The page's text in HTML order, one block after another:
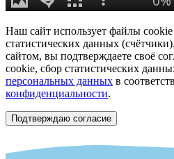
Наш сайт использует файлы
статистических данных
сайтом, вы подтверждаете своё
cookie, сбор статистических
персональных данных в
конфиденциальности.
Подтверждаю согласие